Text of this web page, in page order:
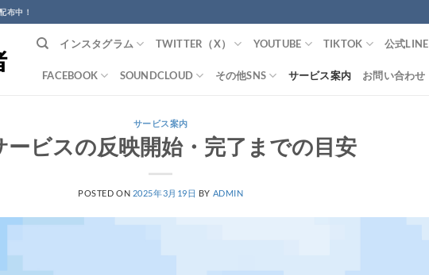
布中！
インスタグラム TWITTER（X） YOUTUBE TIKTOK 公式LINE
FACEBOOK SOUNDCLOUD その他SNS サービス案内 お問い合わせ
サービス案内
ービスの反映開始・完了までの目安
POSTED ON 2025年3月19日 BY ADMIN